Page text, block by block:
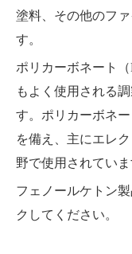
塗料、その他のフ
す。
ポリカーボネート
もよく使用される
す。ポリカーボネ
を備え、主にエレ
野で使用されていま
フェノールケトン
クしてください。